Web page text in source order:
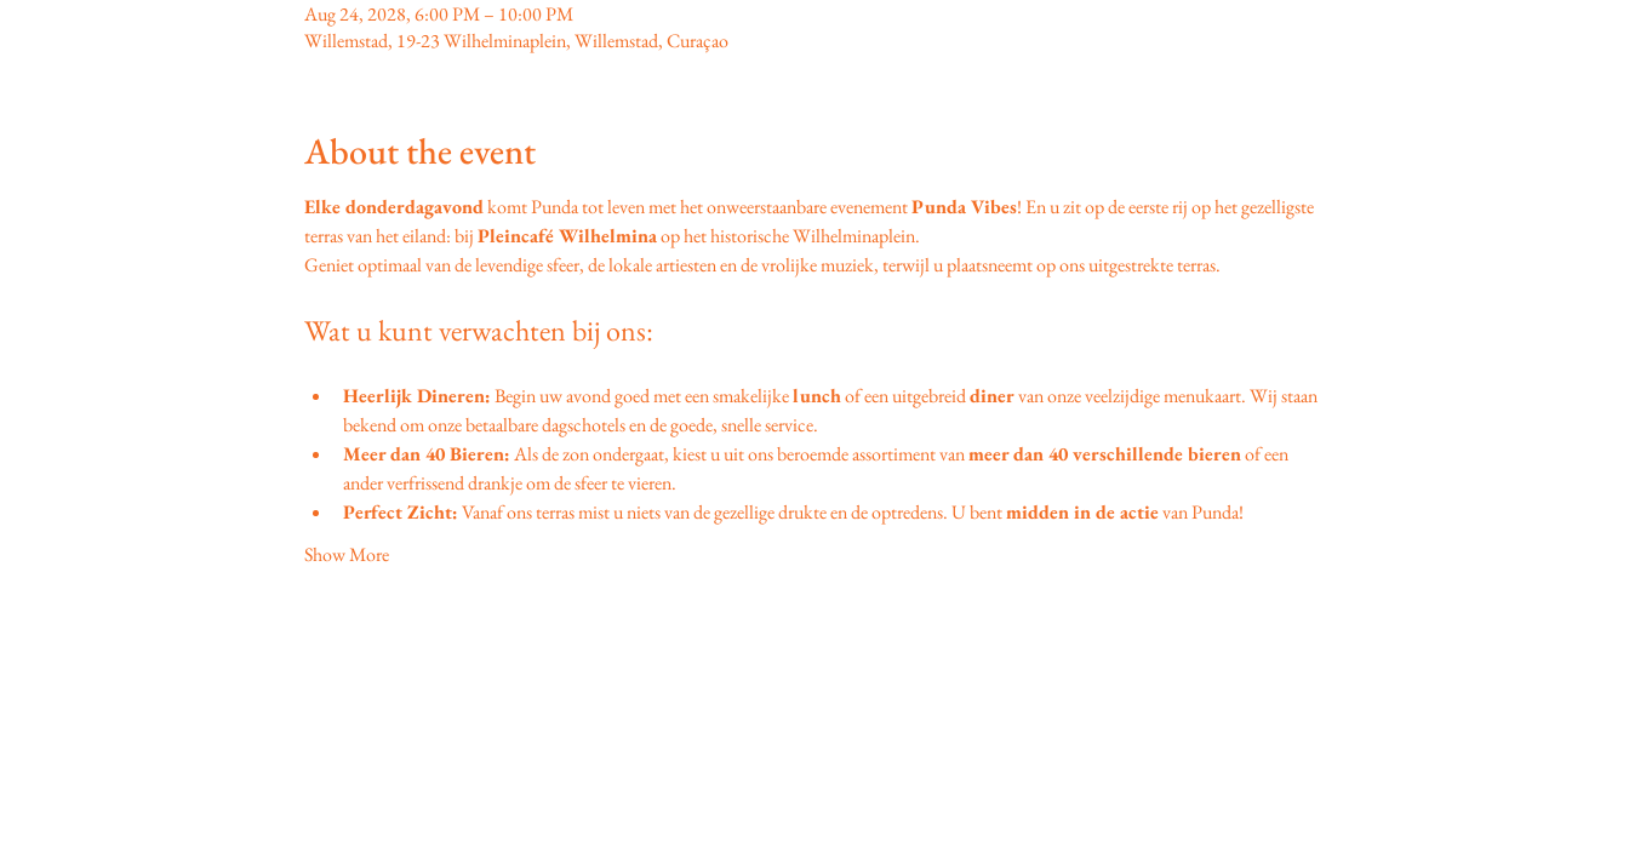
Aug 24, 2028, 6:00 PM – 10:00 PM
Willemstad, 19-23 Wilhelminaplein, Willemstad, Curaçao
About the event
Elke donderdagavond komt Punda tot leven met het onweerstaanbare evenement Punda Vibes! En u zit op de eerste rij op het gezelligste
terras van het eiland: bij Pleincafé Wilhelmina op het historische Wilhelminaplein.
Geniet optimaal van de levendige sfeer, de lokale artiesten en de vrolijke muziek, terwijl u plaatsneemt op ons uitgestrekte terras.
Wat u kunt verwachten bij ons:
Heerlijk Dineren: Begin uw avond goed met een smakelijke lunch of een uitgebreid diner van onze veelzijdige menukaart. Wij staan
bekend om onze betaalbare dagschotels en de goede, snelle service.
Meer dan 40 Bieren: Als de zon ondergaat, kiest u uit ons beroemde assortiment van meer dan 40 verschillende bieren of een
ander verfrissend drankje om de sfeer te vieren.
Perfect Zicht: Vanaf ons terras mist u niets van de gezellige drukte en de optredens. U bent midden in de actie van Punda!
Show More